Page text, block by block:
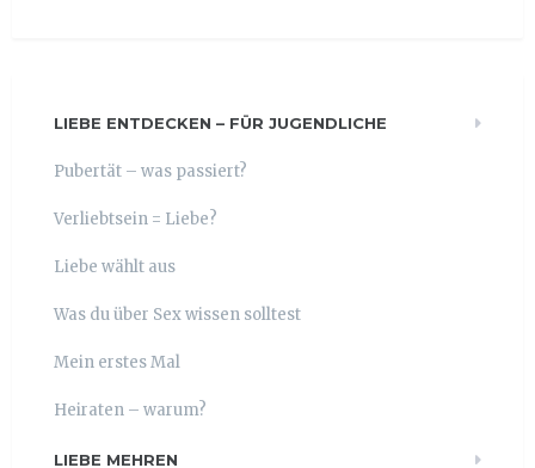
LIEBE ENTDECKEN – FÜR JUGENDLICHE
Pubertät – was passiert?
Verliebtsein = Liebe?
Liebe wählt aus
Was du über Sex wissen solltest
Mein erstes Mal
Heiraten – warum?
LIEBE MEHREN